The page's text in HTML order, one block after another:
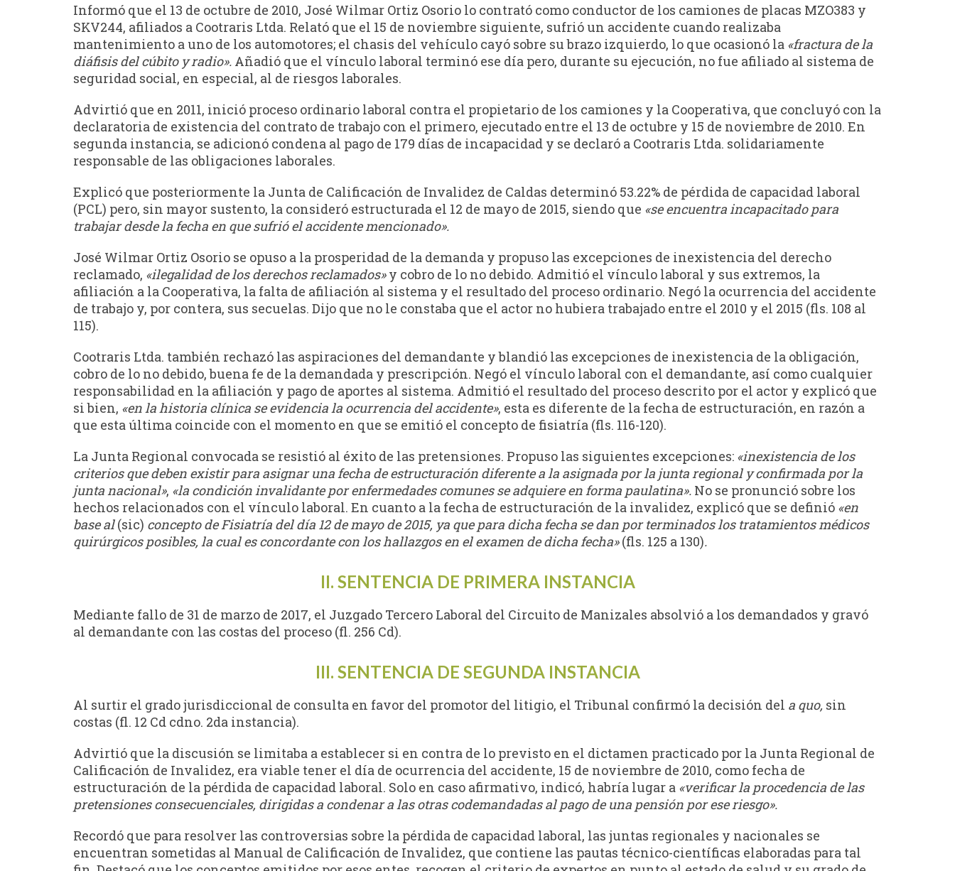
Informó que el 13 de octubre de 2010, José Wilmar Ortiz Osorio lo contrató como conductor de los camiones de placas MZO383 y
SKV244, afiliados a Cootraris Ltda. Relató que el 15 de noviembre siguiente, sufrió un accidente cuando realizaba
mantenimiento a uno de los automotores; el chasis del vehículo cayó sobre su brazo izquierdo, lo que ocasionó la «fractura de la
diáfisis del cúbito y radio». Añadió que el vínculo laboral terminó ese día pero, durante su ejecución, no fue afiliado al sistema de
seguridad social, en especial, al de riesgos laborales.
Advirtió que en 2011, inició proceso ordinario laboral contra el propietario de los camiones y la Cooperativa, que concluyó con la
declaratoria de existencia del contrato de trabajo con el primero, ejecutado entre el 13 de octubre y 15 de noviembre de 2010. En
segunda instancia, se adicionó condena al pago de 179 días de incapacidad y se declaró a Cootraris Ltda. solidariamente
responsable de las obligaciones laborales.
Explicó que posteriormente la Junta de Calificación de Invalidez de Caldas determinó 53.22% de pérdida de capacidad laboral
(PCL) pero, sin mayor sustento, la consideró estructurada el 12 de mayo de 2015, siendo que «se encuentra incapacitado para
trabajar desde la fecha en que sufrió el accidente mencionado».
José Wilmar Ortiz Osorio se opuso a la prosperidad de la demanda y propuso las excepciones de inexistencia del derecho
reclamado, «ilegalidad de los derechos reclamados»y cobro de lo no debido. Admitió el vínculo laboral y sus extremos, la
afiliación a la Cooperativa, la falta de afiliación al sistema y el resultado del proceso ordinario. Negó la ocurrencia del accidente
de trabajo y, por contera, sus secuelas. Dijo que no le constaba que el actor no hubiera trabajado entre el 2010 y el 2015 (fls. 108 al
115).
Cootraris Ltda. también rechazó las aspiraciones del demandante y blandió las excepciones de inexistencia de la obligación,
cobro de lo no debido, buena fe de la demandada y prescripción. Negó el vínculo laboral con el demandante, así como cualquier
responsabilidad en la afiliación y pago de aportes al sistema. Admitió el resultado del proceso descrito por el actor y explicó que
si bien, «en la historia clínica se evidencia la ocurrencia del accidente», esta es diferente de la fecha de estructuración, en razón a
que esta última coincide con el momento en que se emitió el concepto de fisiatría (fls. 116-120).
La Junta Regional convocada se resistió al éxito de las pretensiones. Propuso las siguientes excepciones: «inexistencia de los
criterios que deben existir para asignar una fecha de estructuración diferente a la asignada por la junta regional y confirmada por la
junta nacional», «la condición invalidante por enfermedades comunes se adquiere en forma paulatina». No se pronunció sobre los
hechos relacionados con el vínculo laboral. En cuanto a la fecha de estructuración de la invalidez, explicó que se definió «en
base al(sic) concepto de Fisiatría del día 12 de mayo de 2015, ya que para dicha fecha se dan por terminados los tratamientos médicos
quirúrgicos posibles, la cual es concordante con los hallazgos en el examen de dicha fecha»(fls. 125 a 130).
II. SENTENCIA DE PRIMERA INSTANCIA
Mediante fallo de 31 de marzo de 2017, el Juzgado Tercero Laboral del Circuito de Manizales absolvió a los demandados y gravó
al demandante con las costas del proceso (fl. 256 Cd).
III. SENTENCIA DE SEGUNDA INSTANCIA
Al surtir el grado jurisdiccional de consulta en favor del promotor del litigio, el Tribunal confirmó la decisión del a quo, sin
costas (fl. 12 Cd cdno. 2da instancia).
Advirtió que la discusión se limitaba a establecer si en contra de lo previsto en el dictamen practicado por la Junta Regional de
Calificación de Invalidez, era viable tener el día de ocurrencia del accidente, 15 de noviembre de 2010, como fecha de
estructuración de la pérdida de capacidad laboral. Solo en caso afirmativo, indicó, habría lugar a «verificar la procedencia de las
pretensiones consecuenciales, dirigidas a condenar a las otras codemandadas al pago de una pensión por ese riesgo».
Recordó que para resolver las controversias sobre la pérdida de capacidad laboral, las juntas regionales y nacionales se
encuentran sometidas al Manual de Calificación de Invalidez, que contiene las pautas técnico-científicas elaboradas para tal